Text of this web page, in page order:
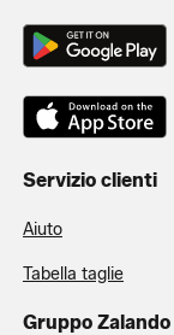
Servizio clienti
Aiuto
Tabella taglie
Gruppo Zalando